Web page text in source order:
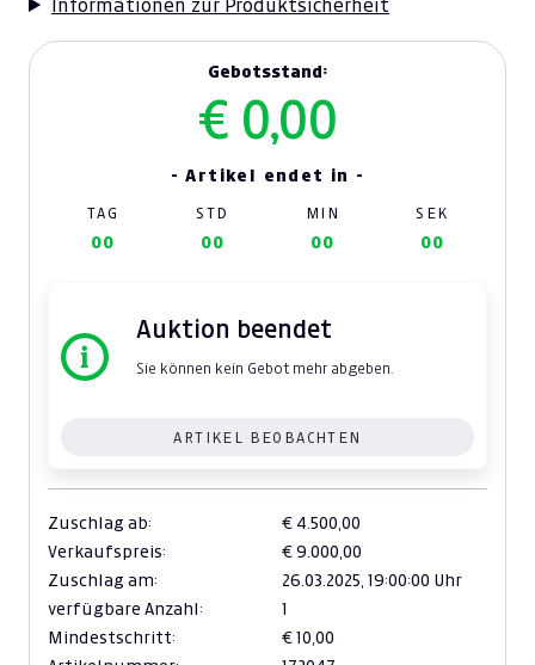
Informationen zur Produktsicherheit
Gebotsstand:
€ 0,00
- Artikel endet in -
TAG STD MIN SEK
00 00 00 00
Auktion beendet
Sie können kein Gebot mehr abgeben.
ARTIKEL BEOBACHTEN
Zuschlag ab:
€ 4.500,00
Verkaufspreis:
€ 9.000,00
Zuschlag am:
26.03.2025, 19:00:00 Uhr
verfügbare Anzahl:
1
Mindestschritt:
€ 10,00